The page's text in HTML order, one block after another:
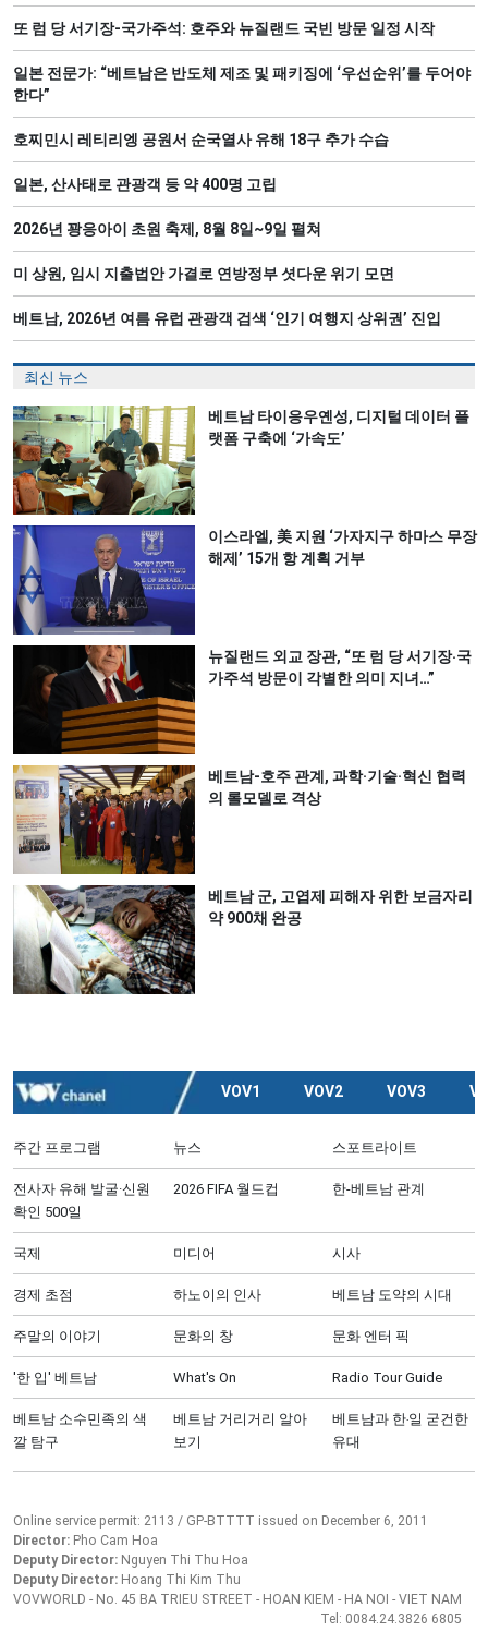
또 럼 당 서기장-국가주석: 호주와 뉴질랜드 국빈 방문 일정 시작
일본 전문가: “베트남은 반도체 제조 및 패키징에 ‘우선순위’를 두어야
한다”
호찌민시 레티리엥 공원서 순국열사 유해 18구 추가 수습
일본, 산사태로 관광객 등 약 400명 고립
2026년 꽝응아이 초원 축제, 8월 8일~9일 펼쳐
미 상원, 임시 지출법안 가결로 연방정부 셧다운 위기 모면
베트남, 2026년 여름 유럽 관광객 검색 ‘인기 여행지 상위권’ 진입
최신 뉴스
베트남 타이응우옌성, 디지털 데이터 플
랫폼 구축에 ‘가속도’
이스라엘, 美 지원 ‘가자지구 하마스 무장
해제’ 15개 항 계획 거부
뉴질랜드 외교 장관, “또 럼 당 서기장‧국
가주석 방문이 각별한 의미 지녀…”
베트남-호주 관계, 과학·기술·혁신 협력
의 롤모델로 격상
베트남 군, 고엽제 피해자 위한 보금자리
약 900채 완공
VOV1 VOV2 VOV3
주간 프로그램 뉴스 스포트라이트
전사자 유해 발굴·신원
확인 500일
2026 FIFA 월드컵 한-베트남 관계
국제 미디어 시사
경제 초점 하노이의 인사 베트남 도약의 시대
주말의 이야기 문화의 창 문화 엔터 픽
'한 입' 베트남 What's On Radio Tour Guide
베트남 소수민족의 색
깔 탐구
베트남 거리거리 알아
보기
베트남과 한‧일 굳건한
유대
Online service permit: 2113 / GP-BTTTT issued on December 6, 2011
Director: Pho Cam Hoa
Deputy Director: Nguyen Thi Thu Hoa
Deputy Director: Hoang Thi Kim Thu
VOVWORLD - No. 45 BA TRIEU STREET - HOAN KIEM - HA NOI - VIET NAM
Tel: 0084.24.3826 6805